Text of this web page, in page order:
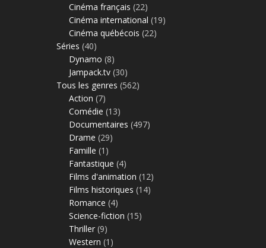
Cinéma français (22)
Cinéma international (19)
Cinéma québécois (22)
Séries (40)
Dynamo (8)
Jampack.tv (30)
Tous les genres (562)
Action (7)
Comédie (13)
Documentaires (497)
Drame (29)
Famille (1)
Fantastique (4)
Films d'animation (12)
Films historiques (14)
Romance (4)
Science-fiction (15)
Thriller (9)
Western (1)